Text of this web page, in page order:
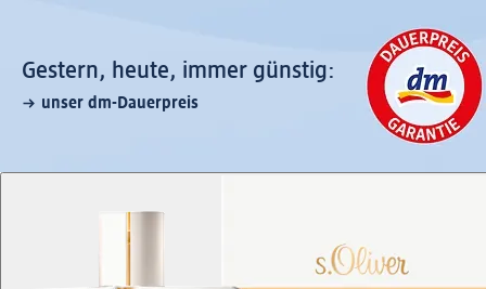
Gestern, heute, immer günstig:
unser dm-Dauerpreis